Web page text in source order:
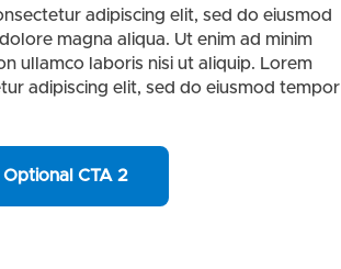
adipiscing elit, sed do eiusmod
magna aliqua. Ut enim ad minim
ullamco laboris nisi ut aliquip. Lorem
adipiscing elit, sed do eiusmod tempor
Optional CTA 2